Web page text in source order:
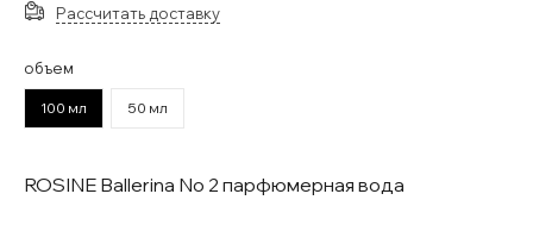
Рассчитать доставку
объем
100 мл 50 мл
ROSINE Ballerina No 2 парфюмерная вода